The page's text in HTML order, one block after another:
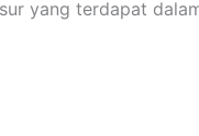
yang terdapat